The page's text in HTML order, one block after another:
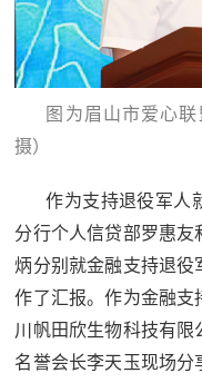
图为眉山市爱心
摄）
作为支持退役军人
分行个人信贷部罗惠友
炳分别就金融支持退役
作了汇报。作为金融支
川帆田欣生物科技有限
名誉会长李天玉现场